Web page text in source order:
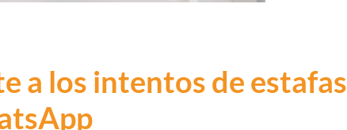
a los intentos de estafas